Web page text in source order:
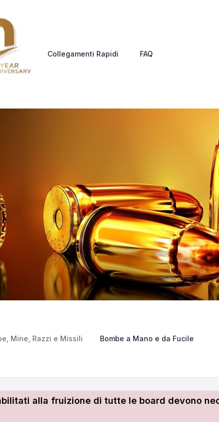
Collegamenti Rapidi FAQ
Mine, Razzi e Missili Bombe a Mano e da Fucile
alla fruizione di tutte le board devono